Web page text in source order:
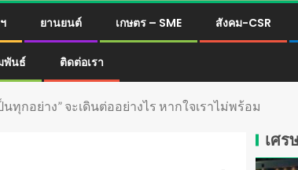
ยานยนต์ เกษตร – SME สังคม-CSR
พันธ์ ติดต่อเรา
ทุกอย่าง” จะเดินต่ออย่างไร หากใจเราไม่พร้อม
เศร